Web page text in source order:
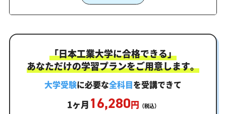
まずはあなたの弱点をしっかり把握現状分析テスト
あなただけの学習計画だから成果が出る！日本工業大学
合格に向けた受験対策カリキュラム
学習効果をしっかり確認定着度テスト
「日本工業大学に合格できる」
あなただけの学習プランをご用意します。
大学受験に必要な全科目を受講できて
1ヶ月 16,280円 （税込）